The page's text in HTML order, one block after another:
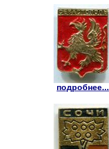
подробнее...